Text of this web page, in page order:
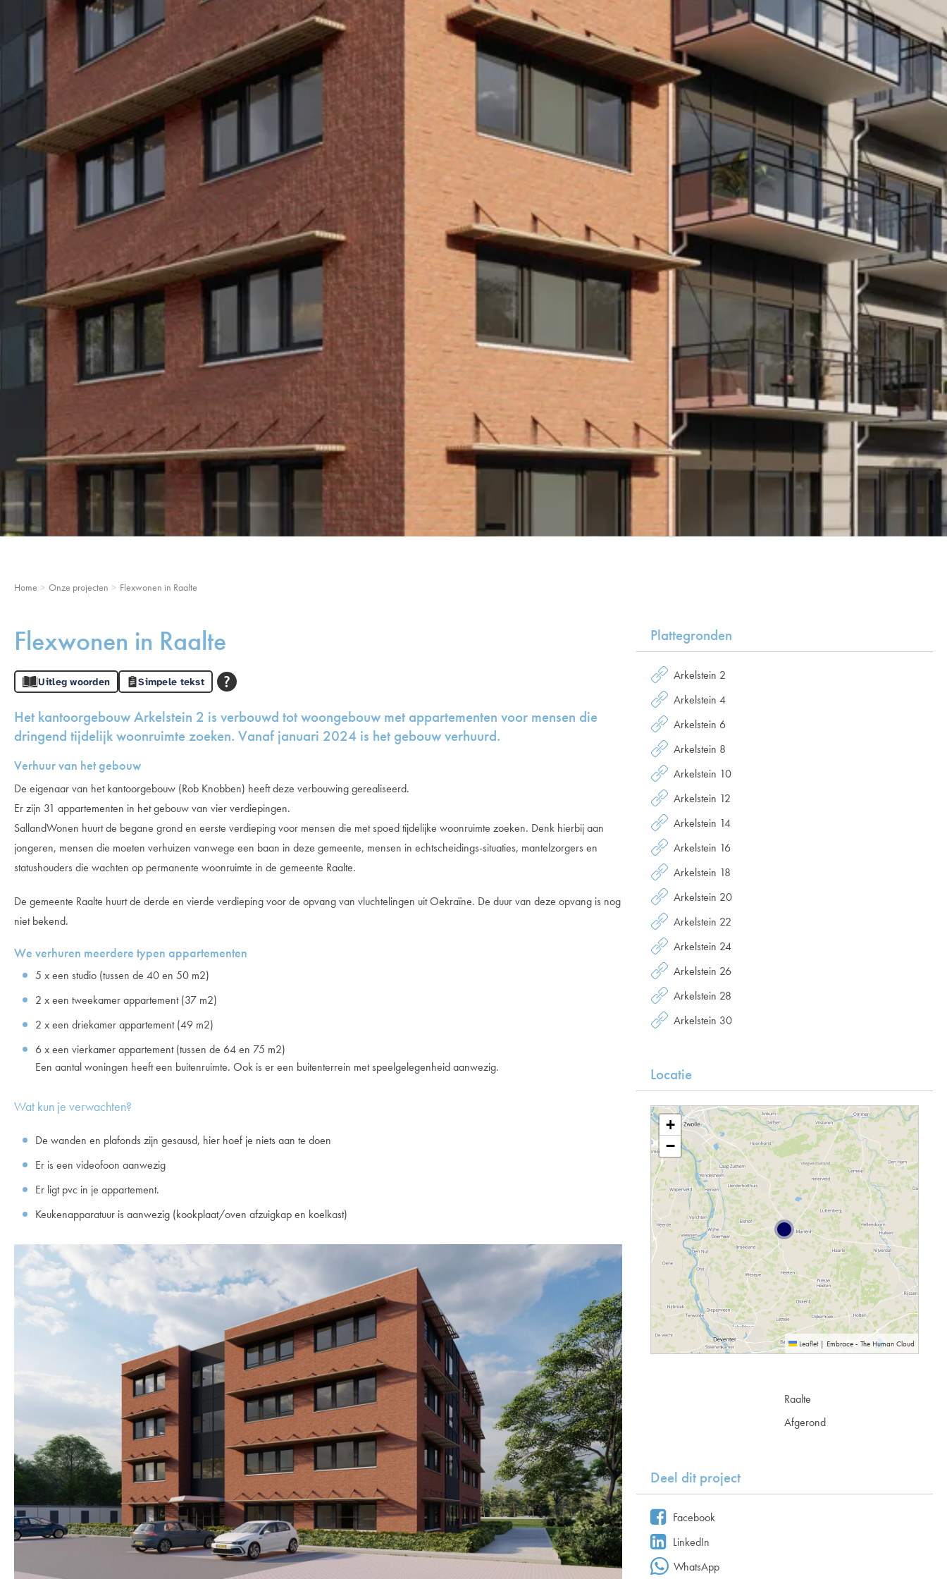
Home Onze projecten Flexwonen in Raalte
Flexwonen in Raalte
Uitleg woorden Simpele tekst
Het kantoorgebouw Arkelstein 2 is verbouwd tot woongebouw met appartementen voor mensen die
dringend tijdelijk woonruimte zoeken. Vanaf januari 2024 is het gebouw verhuurd.
Verhuur van het gebouw
De eigenaar van het kantoorgebouw (Rob Knobben) heeft deze verbouwing gerealiseerd.
Er zijn 31 appartementen in het gebouw van vier verdiepingen.
SallandWonen huurt de begane grond en eerste verdiepingvoor mensen die met spoed tijdelijke woonruimte zoeken. Denk hierbij aan
jongeren, mensen die moeten verhuizen vanwege een baan in deze gemeente, mensen in echtscheidings-situaties, mantelzorgers en
statushouders die wachten op permanente woonruimte in de gemeente Raalte.
De gemeente Raalte huurt de derde en vierde verdieping voor de opvang van vluchtelingen uit Oekraïne. De duur van deze opvang is nog
niet bekend.
We verhuren meerdere typen appartementen
5 x een studio (tussen de 40 en 50 m2)
2 x een tweekamer appartement (37 m2)
2 x een driekamer appartement (49 m2)
6 x een vierkamer appartement (tussen de 64 en 75 m2)
Een aantal woningen heeft een buitenruimte. Ook is er een buitenterrein met speelgelegenheid aanwezig.
Wat kun je verwachten?
De wanden en plafonds zijn gesausd, hier hoef je niets aan te doen
Er is een videofoon aanwezig
Er ligt pvc in je appartement.
Keukenapparatuur is aanwezig (kookplaat/oven afzuigkap en koelkast)
Plattegronden
Arkelstein 2
Arkelstein 4
Arkelstein 6
Arkelstein 8
Arkelstein 10
Arkelstein 12
Arkelstein 14
Arkelstein 16
Arkelstein 18
Arkelstein 20
Arkelstein 22
Arkelstein 24
Arkelstein 26
Arkelstein 28
Arkelstein 30
Locatie
+
−
Leaflet |Embrace - The Human Cloud
Raalte
Afgerond
Deel dit project
Facebook
LinkedIn
WhatsApp